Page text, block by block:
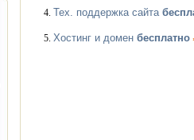
4. Тех. поддержка сайта
5. Хостинг и домен бесплатно